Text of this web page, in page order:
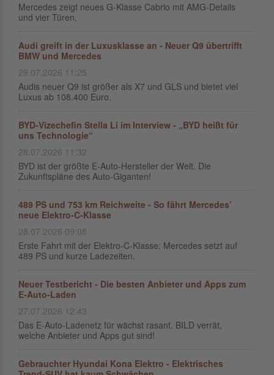
Mercedes zeigt neues G-Klasse Cabrio mit AMG-Details
und vier Türen.
Audi greift in der Luxusklasse an - Neuer Q9 übertrifft
BMW und Mercedes
29.07.2026 11:25
Audis neuer Q9 ist größer als X7 und GLS und bietet viel
Luxus ab 108.400 Euro.
BYD-Vizechefin Stella Li im Interview - „BYD heißt für
uns Technologie“
28.07.2026 11:32
BYD ist der größte E-Auto-Hersteller der Welt. Die
Zukunftspläne des Auto-Giganten!
489 PS und 753 km Reichweite - So fährt Mercedes’
neue Elektro-C-Klasse
28.07.2026 09:08
Erste Fahrt mit der Elektro-C-Klasse: Mercedes setzt auf
489 PS und kurze Ladezeiten.
Neuer Testbericht - Die besten Anbieter und Apps zum
E-Auto-Laden
27.07.2026 12:43
Das E-Auto-Ladenetz für wächst rasant. BILD verrät,
welche Anbieter und Apps gut sind!
Gebrauchter Hyundai Kona Elektro - Elektrisches